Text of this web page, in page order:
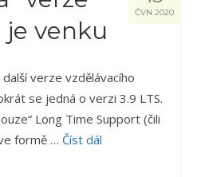
ČVN 2020
je venku
verze vzdělávacího
se jedná o verzi 3.9 LTS.
Long Time Support (čili
formě … Číst dál